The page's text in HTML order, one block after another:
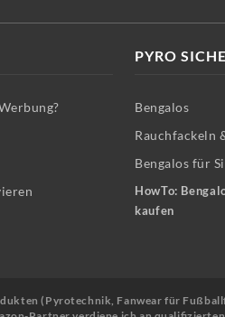
PYRO
Bengalos
Rauchfackeln
Bengalos für
HowTo:
kaufen
(Pyrotechnik, Fanwear für